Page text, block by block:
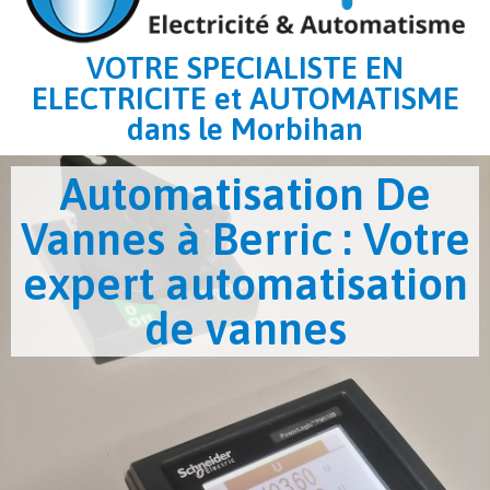
VOTRE SPECIALISTE EN
ELECTRICITE et AUTOMATISME
dans le Morbihan
Automatisation De
Vannes à Berric : Votre
expert automatisation
de vannes